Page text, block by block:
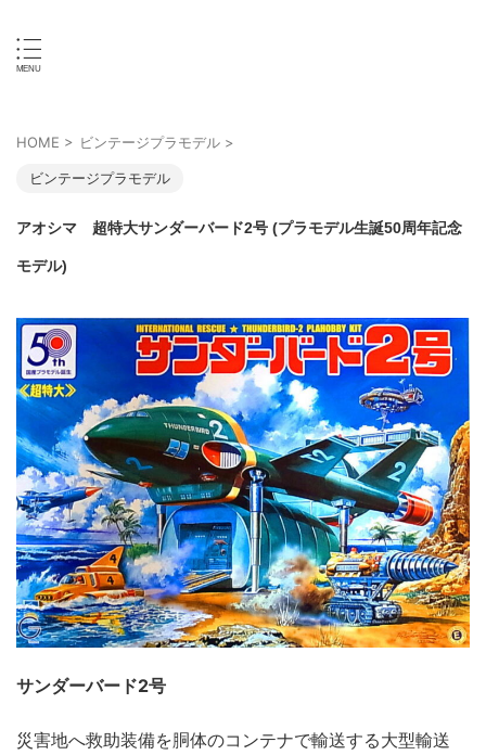
HOME > ビンテージプラモデル >
ビンテージプラモデル
アオシマ 超特大サンダーバード2号 (プラモデル生誕50周年記念
モデル)
サンダーバード2号
災害地へ救助装備を胴体のコンテナで輸送する大型輸送